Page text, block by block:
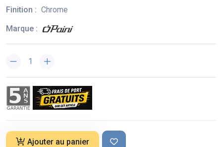
Finition : Chrome
Marque :
Ajouter au panier